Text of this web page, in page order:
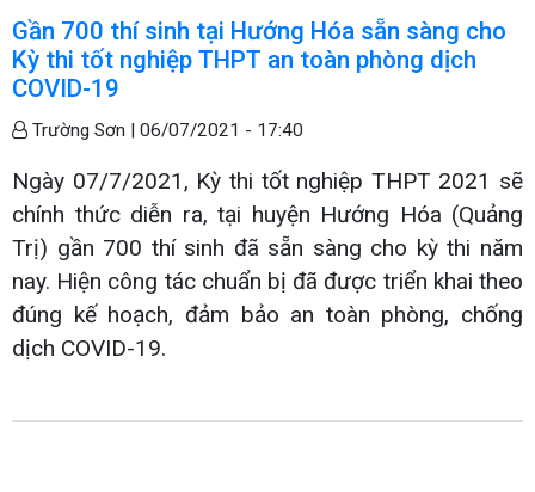
Gần 700 thí sinh tại Hướng Hóa sẵn sàng cho
Kỳ thi tốt nghiệp THPT an toàn phòng dịch
COVID-19
Trường Sơn | 06/07/2021 - 17:40
Ngày 07/7/2021, Kỳ thi tốt nghiệp THPT 2021 sẽ
chính thức diễn ra, tại huyện Hướng Hóa (Quảng
Trị) gần 700 thí sinh đã sẵn sàng cho kỳ thi năm
nay. Hiện công tác chuẩn bị đã được triển khai theo
đúng kế hoạch, đảm bảo an toàn phòng, chống
dịch COVID-19.